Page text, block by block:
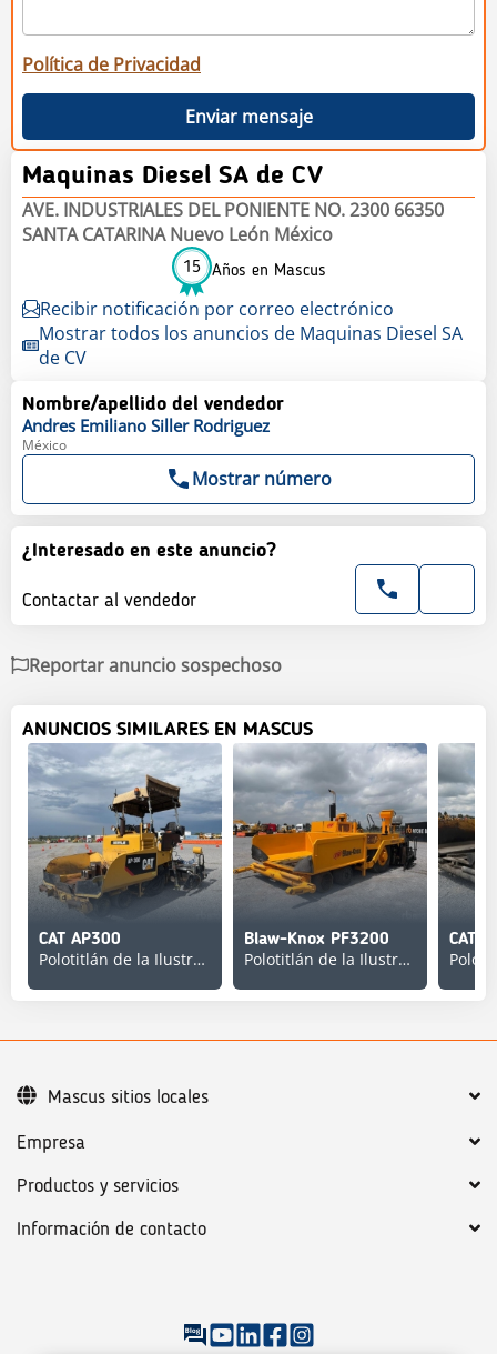
Política de Privacidad
Enviar mensaje
Maquinas Diesel SA de CV
AVE. INDUSTRIALES DEL PONIENTE NO. 2300 66350
SANTA CATARINA Nuevo León México
15 Años en Mascus
Recibir notificación por correo electrónico
Mostrar todos los anuncios de Maquinas Diesel SA
de CV
Nombre/apellido del vendedor
Andres Emiliano Siller Rodriguez
México
Mostrar número
¿Interesado en este anuncio?
Contactar al vendedor
Reportar anuncio sospechoso
ANUNCIOS SIMILARES EN MASCUS
CAT AP300
Polotitlán de la Ilustración
Blaw-Knox PF3200
Polotitlán de la Ilustración
CAT
Empresa
Productos y servicios
Información de contacto
Mascus sitios locales